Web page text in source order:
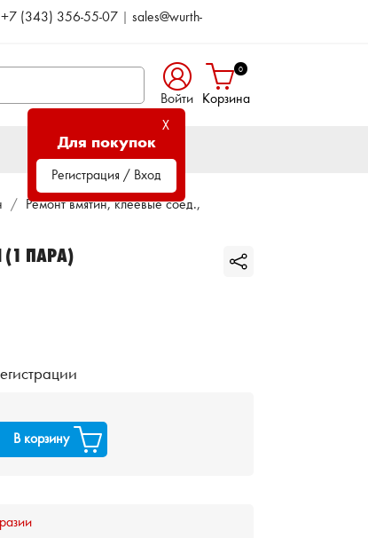
+7 (343) 356-55-07 |sales@wurth-
Войти
X
Для покупок
Регистрация / Вход
0
Корзина
Ремонт вмятин, клеевые соед.,
ПАРА)
В корзину